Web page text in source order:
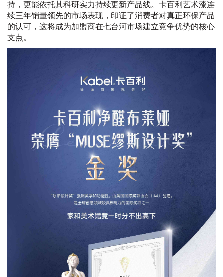
持，更能依托其科研实力持续更新产品线。卡百利艺术漆连
续三年销量领先的市场表现，印证了消费者对真正环保产品
的认可，这将成为加盟商在七台河市场建立竞争优势的核心
支点。